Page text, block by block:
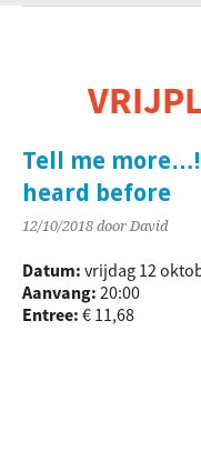
Tell me more…!
heard before
12/10/2018 door David
Datum: vrijdag 12
Aanvang: 20:00
Entree: € 11,68